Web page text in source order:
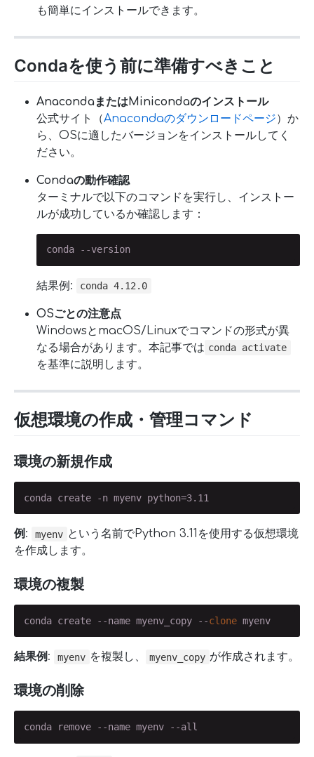
も簡単にインストールできます。
Condaを使う前に準備すべきこと
AnacondaまたはMinicondaのインストール
公式サイト（Anacondaのダウンロードページ）か
ら、OSに適したバージョンをインストールしてく
ださい。
Condaの動作確認
ターミナルで以下のコマンドを実行し、インストー
ルが成功しているか確認します：
conda --version
結果例: conda 4.12.0
OSごとの注意点
WindowsとmacOS/Linuxでコマンドの形式が異
なる場合があります。本記事では conda activate
を基準に説明します。
仮想環境の作成・管理コマンド
環境の新規作成
conda create -n myenv python=3.11
例 : myenv という名前でPython 3.11を使用する仮想環境
を作成します。
環境の複製
conda create --name myenv_copy --clone myenv
結果例 : myenv を複製し、 myenv_copy が作成されます。
環境の削除
conda remove --name myenv --all